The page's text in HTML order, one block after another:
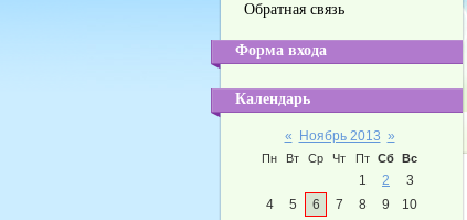
Обратная связь
Форма входа
Календарь
« Ноябрь 2013 »
Пн Вт Ср Чт Пт Сб Вс
1 2
3
4
5 6 7 8 9
10